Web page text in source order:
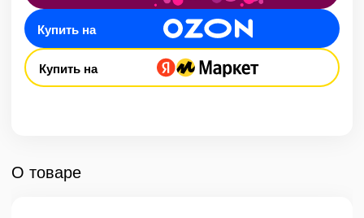
Купить на
Купить на
О товаре